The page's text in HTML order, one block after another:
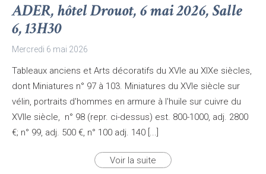
ADER, hôtel Drouot, 6 mai 2026, Salle
6, 13H30
Mercredi 6 mai 2026
Tableaux anciens et Arts décoratifs du XVIe au XIXe siècles,
dont Miniatures n° 97 à 103. Miniatures du XVIe siècle sur
vélin, portraits d'hommes en armure à l'huile sur cuivre du
XVIIe siècle, n° 98 (repr. ci-dessus) est. 800-1000, adj. 2800
€; n° 99, adj. 500 €, n° 100 adj. 140 [...]
Voir la suite